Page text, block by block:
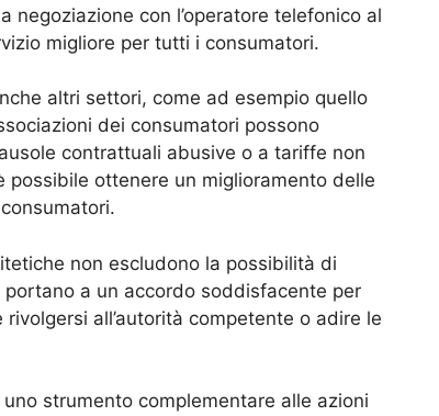
negoziazione con l’operatore telefonico al
migliore per tutti i consumatori.
altri settori, come ad esempio quello
dei consumatori possono
contrattuali abusive o a tariffe non
ottenere un miglioramento delle
non escludono la possibilità di
a un accordo soddisfacente per
all’autorità competente o adire le
strumento complementare alle azioni